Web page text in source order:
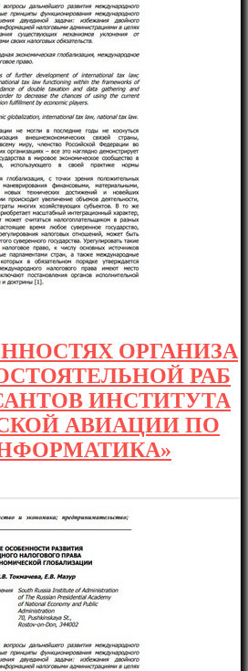
ОРГАНИЗА
РАБ
ИНСТИТУТА
АВИАЦИИ ПО